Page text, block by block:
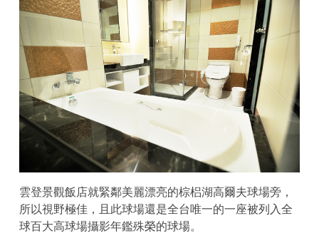
雲登景觀飯店就緊鄰美麗漂亮的棕梠湖高爾夫球場旁，
所以視野極佳，且此球場還是全台唯一的一座被列入全
球百大高球場攝影年鑑殊榮的球場。